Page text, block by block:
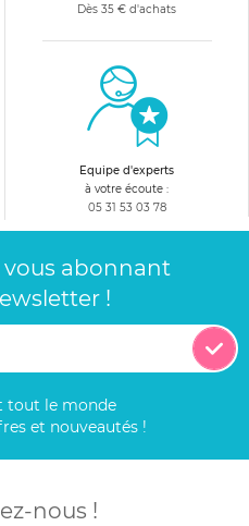
Dès 35 € d'achats
Equipe d'experts
à votre écoute :
05 31 53 03 78
vous abonnant
!
tout le monde
et nouveautés !
nous !